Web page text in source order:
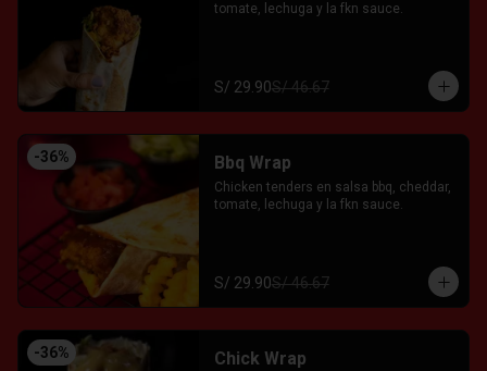
tomate, lechuga y la fkn sauce.
S/ 29.90S/ 46.67
-36% Bbq Wrap
Chicken tenders en salsa bbq, cheddar,
tomate, lechuga y la fkn sauce.
S/ 29.90S/ 46.67
-36% Chick Wrap